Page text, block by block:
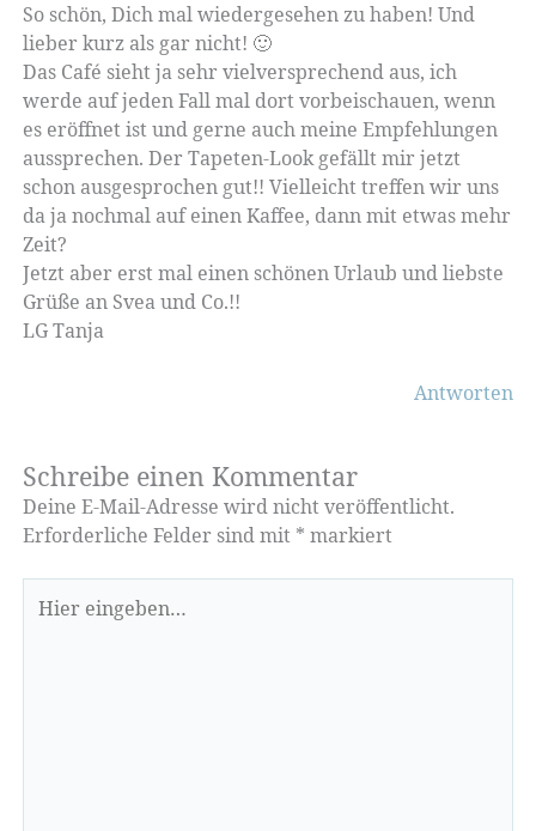
So schön, Dich mal wiedergesehen zu haben! Und
lieber kurz als gar nicht! 🙂
Das Café sieht ja sehr vielversprechend aus, ich
werde auf jeden Fall mal dort vorbeischauen, wenn
es eröffnet ist und gerne auch meine Empfehlungen
aussprechen. Der Tapeten-Look gefällt mir jetzt
schon ausgesprochen gut!! Vielleicht treffen wir uns
da ja nochmal auf einen Kaffee, dann mit etwas mehr
Zeit?
Jetzt aber erst mal einen schönen Urlaub und liebste
Grüße an Svea und Co.!!
LG Tanja
Antworten
Schreibe einen Kommentar
Deine E-Mail-Adresse wird nicht veröffentlicht.
Erforderliche Felder sind mit * markiert
eingeben…